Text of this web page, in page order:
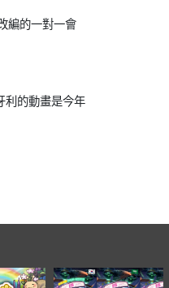
編的一對一會
利的動畫是今年